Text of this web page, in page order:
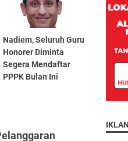
Nadiem, Seluruh Guru
Honorer Diminta
Segera Mendaftar
PPPK Bulan Ini